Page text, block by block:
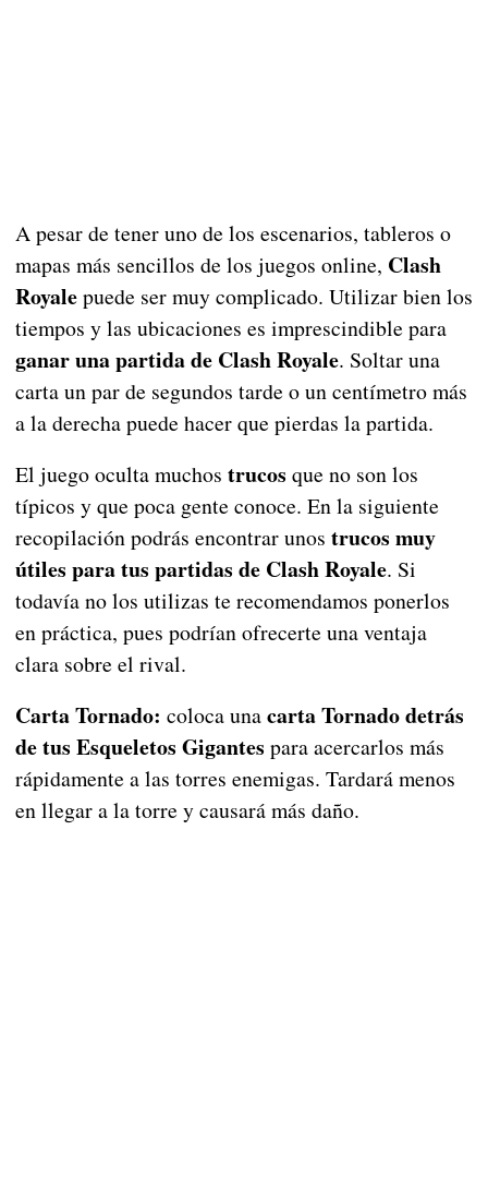
A pesar de tener uno de los escenarios, tableros o
mapas más sencillos de los juegos online, Clash
Royalepuede ser muy complicado. Utilizar bien los
tiempos y las ubicaciones es imprescindible para
ganar una partida de Clash Royale. Soltar una
carta un par de segundos tarde o un centímetro más
a la derecha puede hacer que pierdas la partida.
El juego oculta muchos trucos que no son los
típicos y que poca gente conoce. En la siguiente
recopilación podrás encontrar unos trucos muy
útiles para tus partidas de Clash Royale. Si
todavía no los utilizas te recomendamos ponerlos
en práctica, pues podrían ofrecerte una ventaja
clara sobre el rival.
Carta Tornado: coloca unacarta Tornado detrás
de tus Esqueletos Gigantes para acercarlos más
rápidamente a las torres enemigas. Tardará menos
en llegar a la torre y causará más daño.